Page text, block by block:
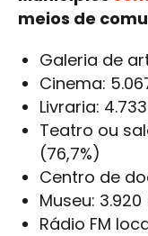
meios de
Galeria de
Cinema:
Livraria:
Teatro ou
(76,7%)
Centro de
Museu: 3.920
Rádio FM